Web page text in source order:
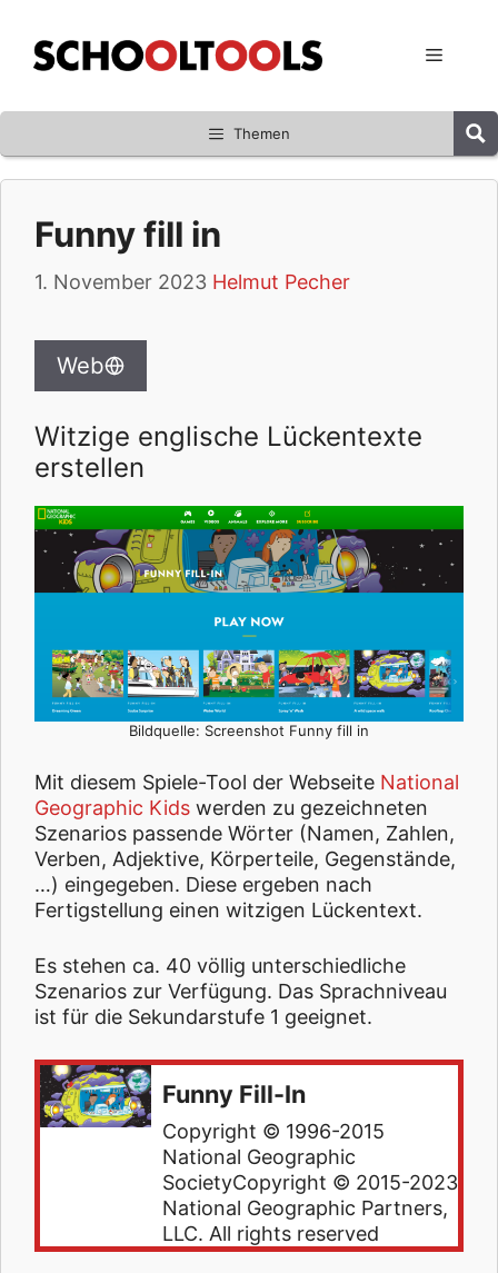
Inhalt
springen
Menü
Themen
Funny fill in
1. November 2023 Helmut Pecher
Web
Witzige englische Lückentexte
erstellen
Bildquelle: Screenshot Funny fill in
Mit diesem Spiele-Tool der Webseite National
Geographic Kids werden zu gezeichneten
Szenarios passende Wörter (Namen, Zahlen,
Verben, Adjektive, Körperteile, Gegenstände,
…) eingegeben. Diese ergeben nach
Fertigstellung einen witzigen Lückentext.
Es stehen ca. 40 völlig unterschiedliche
Szenarios zur Verfügung. Das Sprachniveau
ist für die Sekundarstufe 1 geeignet.
Funny Fill-In
Copyright © 1996-2015
National Geographic
SocietyCopyright © 2015-2023
National Geographic Partners,
LLC. All rights reserved